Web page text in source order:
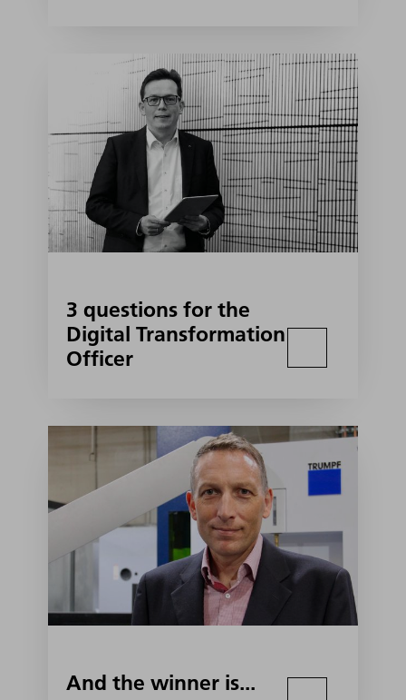
3 questions for the
Digital Transformation
Officer
And the winner is...